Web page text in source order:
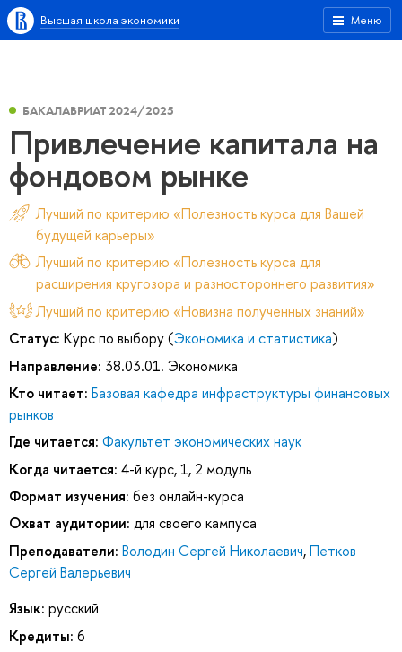
Меню
Высшая школа экономики
БАКАЛАВРИАТ 2024/2025
Привлечение капитала на
фондовом рынке
Лучший по критерию «Полезность курса для Вашей
будущей карьеры»
Лучший по критерию «Полезность курса для
расширения кругозора и разностороннего развития»
Лучший по критерию «Новизна полученных знаний»
Статус: Курс по выбору (Экономика и статистика)
Направление: 38.03.01. Экономика
Кто читает: Базовая кафедра инфраструктуры финансовых
рынков
Где читается: Факультет экономических наук
Когда читается: 4-й курс, 1, 2 модуль
Формат изучения: без онлайн-курса
Охват аудитории: для своего кампуса
Преподаватели: Володин Сергей Николаевич,Петков
Сергей Валерьевич
Язык: русский
Кредиты: 6